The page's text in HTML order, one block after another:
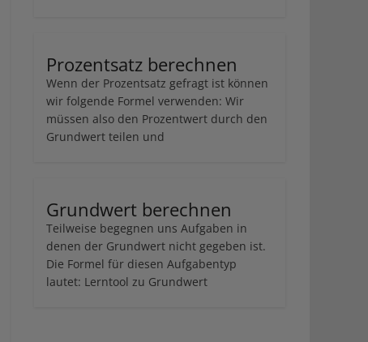
Prozentsatz berechnen
Wenn der Prozentsatz gefragt ist können
wir folgende Formel verwenden: Wir
müssen also den Prozentwert durch den
Grundwert teilen und
Grundwert berechnen
Teilweise begegnen uns Aufgaben in
denen der Grundwert nicht gegeben ist.
Die Formel für diesen Aufgabentyp
lautet: Lerntool zu Grundwert